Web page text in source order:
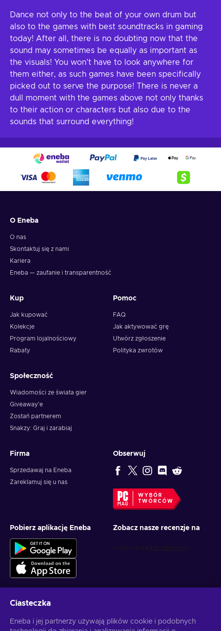
Dance not only to the beat of your own drum but
also to the games with best soundtracks in gaming
today! After all, there is no doubting now that the
sound may sometimes be equally as important as
the visuals! You won’t have to look anywhere for
them either, as such games have been specifically
picked out to serve the purpose! There is never a
dull moment with the games above not only thanks
to their action or characters but also due to the
sounds that surround everything!
O Eneba
O nas
Skontaktuj się z nami
Kariera
Eneba — zaufanie i transparentność
Kup
Jak kupować
Kolekcje
Program lojalnościowy
Rabaty
Pomoc
FAQ
Jak aktywować grę
Utwórz zgłoszenie
Polityka zwrotów
Społeczność
Wiadomości ze świata gier
Giveaway'e
Zostań partnerem
Snakzy: Graj i zarabiaj
Firma
Sprzedawaj na Eneba
Zareklamuj się u nas
Obserwuj
WYBÓR
TWÓRCÓW
Pobierz aplikację Eneba Zobacz nasze recenzje na
Ciasteczka
Eneba i jej partnerzy używają plików cookie i podobnych